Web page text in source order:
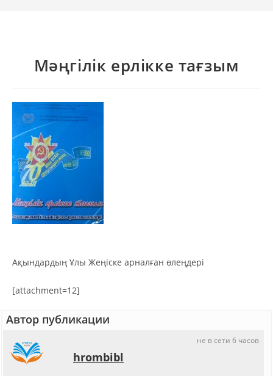
Мәңгілік ерлікке тағзым
Ақындардың Ұлы Жеңіске арналған өлеңдері
[attachment=12]
Автор публикации
не в сети 6 часов
hrombibl